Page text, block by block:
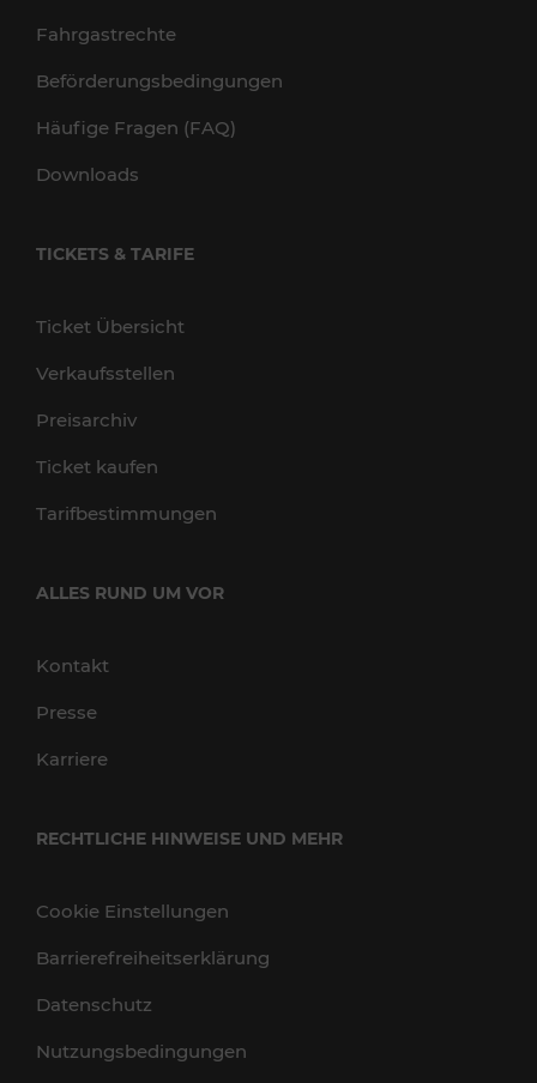
Fahrgastrechte
Beförderungsbedingungen
Häufige Fragen (FAQ)
Downloads
TICKETS & TARIFE
Ticket Übersicht
Verkaufsstellen
Preisarchiv
Ticket kaufen
Tarifbestimmungen
ALLES RUND UM VOR
Kontakt
Presse
Karriere
RECHTLICHE HINWEISE UND MEHR
Cookie Einstellungen
Barrierefreiheitserklärung
Datenschutz
Nutzungsbedingungen